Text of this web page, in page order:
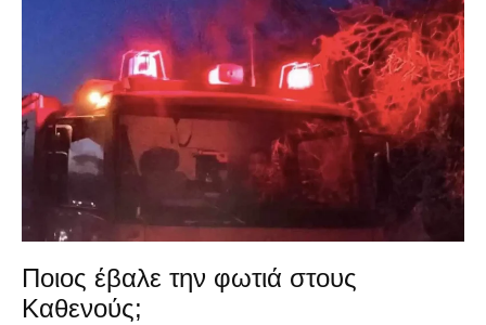
Ποιος έβαλε την φωτιά στους
Καθενούς;